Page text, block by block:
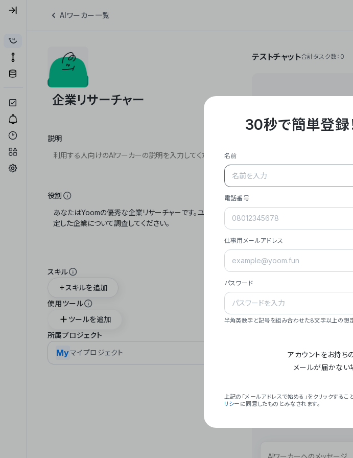
AIワーカー一覧
説明
役割
スキル
スキルを追加
使用ツール
ツールを追加
所属プロジェクト
Myマイプロジェクト
テストチャット合計タスク数：0
**Yoom株式会社は
API・RPA・OCR
作業やデスクワ
- **主力プロダク
メール対応、請
- **実績**: 国内
- **強み**: すべて
- **ミッション**:
- **ビジョン**:
### 会社概要
30秒で簡単登録
名前
電話番号
仕事用メールアドレス
パスワード
半角英数字と記号を組み合わせた8文字以上の想定
アカウントをお持ち
メールが届かない
上記の「メールアドレスで始める」をクリックするこ
リシー に同意したものとみなされます。